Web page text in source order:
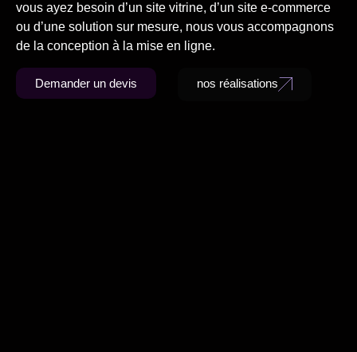
vous ayez besoin d’un site vitrine, d’un site e-commerce
ou d’une solution sur mesure, nous vous accompagnons
de la conception à la mise en ligne.
Demander un devis nos réalisations